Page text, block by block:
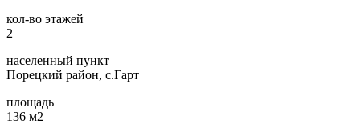
кол-во этажей
2
населенный пункт
Порецкий район, с.Гарт
площадь
136 м2